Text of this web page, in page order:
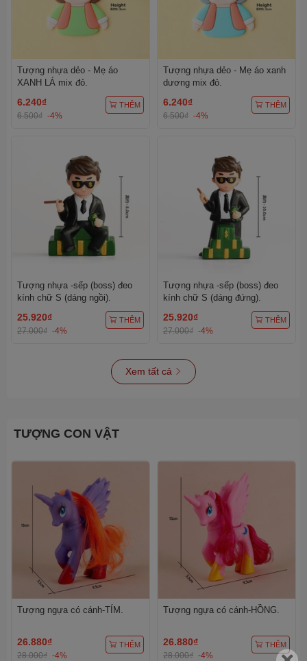
Tượng nhựa dẻo - Mẹ áo
XANH LÁ mix đỏ.
6.240₫
6.500₫ -4%
THÊM
Tượng nhựa dẻo - Mẹ áo xanh
dương mix đỏ.
6.240₫
6.500₫ -4%
THÊM
Tượng nhựa -sếp (boss) đeo
kính chữ S (dáng ngồi).
25.920₫
27.000₫ -4%
THÊM
Tượng nhựa -sếp (boss) đeo
kính chữ S (dáng đứng).
25.920₫
27.000₫ -4%
THÊM
Xem tất cả
TƯỢNG CON VẬT
Tượng ngựa có cánh-TÍM.
26.880₫
28.000₫ -4%
THÊM
Tượng ngựa có cánh-HỒNG.
26.880₫
28.000₫ -4%
THÊM